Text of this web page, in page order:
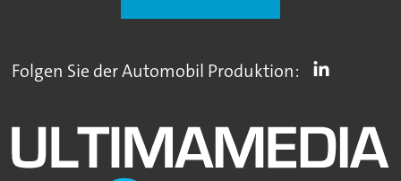
Folgen Sie der Automobil Produktion: